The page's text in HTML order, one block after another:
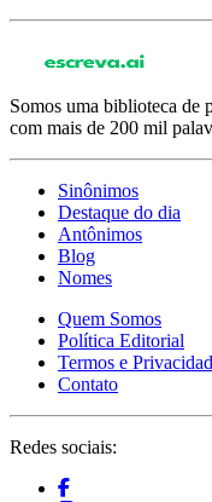
Somos uma biblioteca de
com mais de 200 mil
Sinônimos
Destaque do dia
Antônimos
Blog
Nomes
Quem Somos
Política Editorial
Termos e
Contato
Redes sociais: